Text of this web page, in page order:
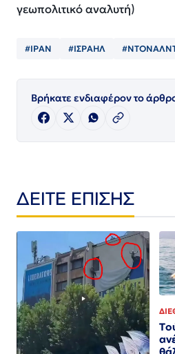
γεωπολιτικό αναλυτή)
#ΙΡΑΝ #ΙΣΡΑΗΛ
Βρήκατε ενδιαφέρον το
ΔΕΙΤΕ ΕΠΙΣΗΣ